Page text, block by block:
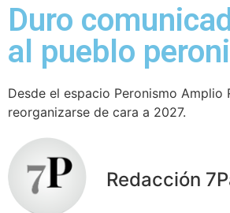
Duro
al pueblo
Desde el espacio Peronismo
reorganizarse de cara a 2027.
Redacción